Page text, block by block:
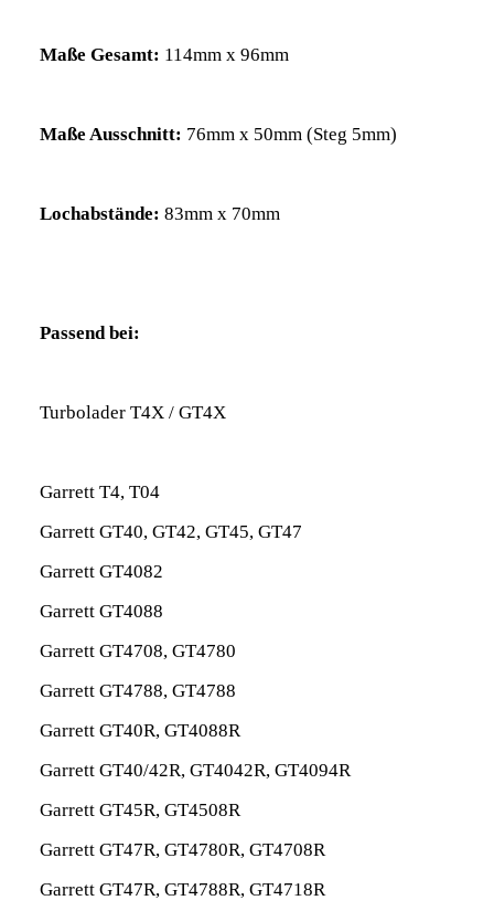
Maße Gesamt: 114mm x 96mm
Maße Ausschnitt: 76mm x 50mm (Steg 5mm)
Lochabstände: 83mm x 70mm
Passend bei:
Turbolader T4X / GT4X
Garrett T4, T04
Garrett GT40, GT42, GT45, GT47
Garrett GT4082
Garrett GT4088
Garrett GT4708, GT4780
Garrett GT4788, GT4788
Garrett GT40R, GT4088R
Garrett GT40/42R, GT4042R, GT4094R
Garrett GT45R, GT4508R
Garrett GT47R, GT4780R, GT4708R
Garrett GT47R, GT4788R, GT4718R